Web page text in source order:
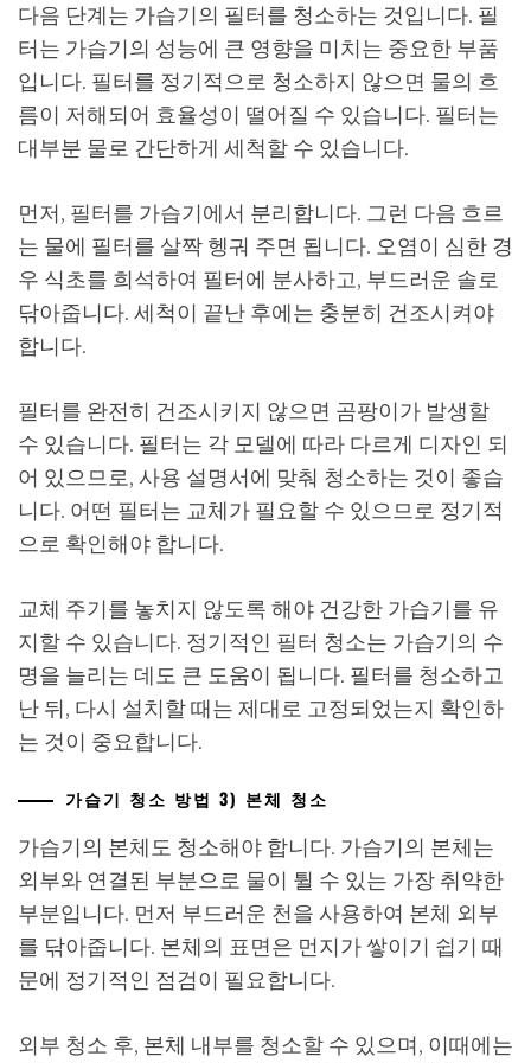
다음 단계는 가습기의 필터를 청소하는 것입니다. 필
터는 가습기의 성능에 큰 영향을 미치는 중요한 부품
입니다. 필터를 정기적으로 청소하지 않으면 물의 흐
름이 저해되어 효율성이 떨어질 수 있습니다. 필터는
대부분 물로 간단하게 세척할 수 있습니다.
먼저, 필터를 가습기에서 분리합니다. 그런 다음 흐르
는 물에 필터를 살짝 헹궈 주면 됩니다. 오염이 심한 경
우 식초를 희석하여 필터에 분사하고, 부드러운 솔로
닦아줍니다. 세척이 끝난 후에는 충분히 건조시켜야
합니다.
필터를 완전히 건조시키지 않으면 곰팡이가 발생할
수 있습니다. 필터는 각 모델에 따라 다르게 디자인 되
어 있으므로, 사용 설명서에 맞춰 청소하는 것이 좋습
니다. 어떤 필터는 교체가 필요할 수 있으므로 정기적
으로 확인해야 합니다.
교체 주기를 놓치지 않도록 해야 건강한 가습기를 유
지할 수 있습니다. 정기적인 필터 청소는 가습기의 수
명을 늘리는 데도 큰 도움이 됩니다. 필터를 청소하고
난 뒤, 다시 설치할 때는 제대로 고정되었는지 확인하
는 것이 중요합니다.
가습기 청소 방법 3) 본체 청소
가습기의 본체도 청소해야 합니다. 가습기의 본체는
외부와 연결된 부분으로 물이 튈 수 있는 가장 취약한
부분입니다. 먼저 부드러운 천을 사용하여 본체 외부
를 닦아줍니다. 본체의 표면은 먼지가 쌓이기 쉽기 때
문에 정기적인 점검이 필요합니다.
외부 청소 후, 본체 내부를 청소할 수 있으며, 이때에는